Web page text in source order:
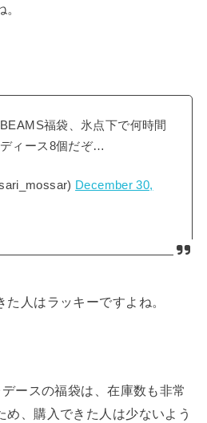
福袋、氷点下で何時間
ィース8個だぞ…
December 30,
人はラッキーですよね。
ースの福袋は、在庫数も非常
め、購入できた人は少ないよう